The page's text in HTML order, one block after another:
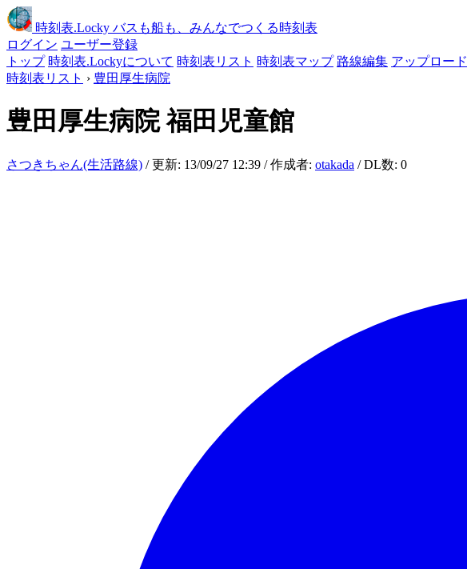
時刻表.Locky バスも船も、みんなでつくる時刻表
ログイン ユーザー登録
トップ 時刻表.Lockyについて 時刻表リスト 時刻表マップ 路線編集 アップロード
時刻表リスト › 豊田厚生病院
豊田厚生病院福田児童館
さつきちゃん(生活路線) / 更新: 13/09/27 12:39 / 作成者: otakada / DL数: 0